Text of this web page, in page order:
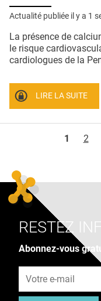
Actualité publiée il y a 1
La présence de
le risque
cardiologues de la
LIRE LA SUITE
1
2
RESTEZ
Abonnez-vous